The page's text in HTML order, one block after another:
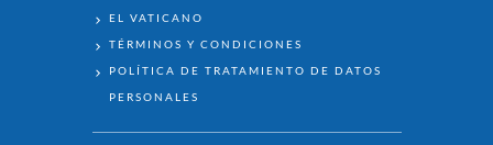
EL VATICANO
TÉRMINOS Y CONDICIONES
POLÍTICA DE TRATAMIENTO DE DATOS
PERSONALES